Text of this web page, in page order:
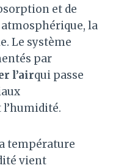
et de
la
Le système
par
l’airqui passe
température
vient